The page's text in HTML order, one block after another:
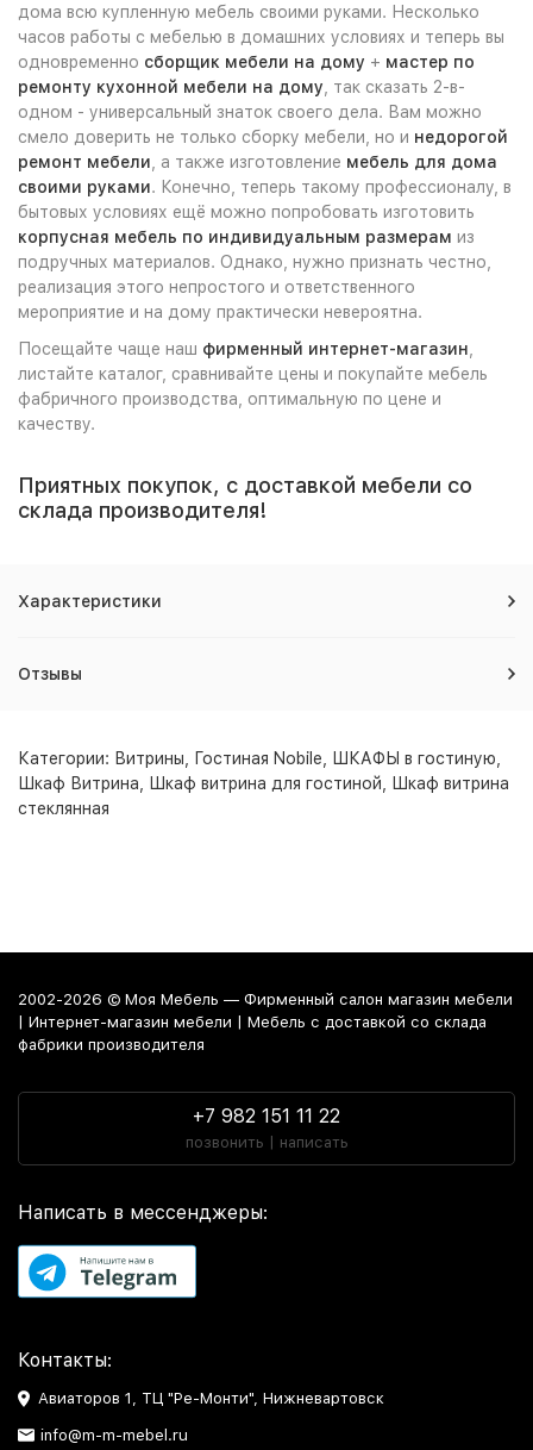
дома всю купленную мебель своими руками. Несколько
часов работы с мебелью в домашних условиях и теперь вы
одновременно сборщик мебели на дому + мастер по
ремонту кухонной мебели на дому , так сказать 2-в-
одном - универсальный знаток своего дела. Вам можно
смело доверить не только сборку мебели, но и недорогой
ремонт мебели , а также изготовление мебель для дома
своими руками. Конечно, теперь такому профессионалу, в
бытовых условиях ещё можно попробовать изготовить
корпусная мебель по индивидуальным размерам из
подручных материалов. Однако, нужно признать честно,
реализация этого непростого и ответственного
мероприятие и на дому практически невероятна.
Посещайте чаще наш фирменный интернет-магазин
листайте каталог, сравнивайте цены и покупайте мебель
фабричного производства, оптимальную по цене и
качеству.
Приятных покупок, с доставкой мебели со
склада производителя!
Характеристики
Отзывы
Категории: Витрины Гостиная Nobile ШКАФЫ в гостиную
Шкаф Витрина
Шкаф витрина для гостиной
Шкаф витрина
стеклянная
2002-2026 © Моя Мебель — Фирменный салон магазин мебели
| Интернет-магазин мебели | Мебель с доставкой со склада
фабрики производителя
+7 982 151 11 22
позвонить | написать
Написать в мессенджеры:
Контакты:
Авиаторов 1, ТЦ "Ре-Монти", Нижневартовск
info@m-m-mebel.ru